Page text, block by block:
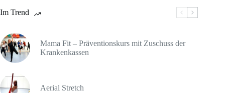
Im Trend
Mama Fit – Präventionskurs mit Zuschuss der
Krankenkassen
Aerial Stretch